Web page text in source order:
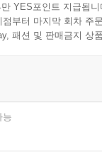
YES포인트 지급됩니
부터 마지막 회차 주
패션 및 판매금지 상
능